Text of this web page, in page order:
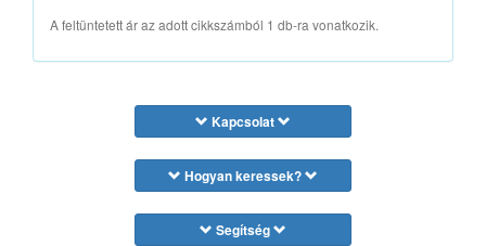
A feltüntetett ár az adott cikkszámból 1 db-ra vonatkozik.
Kapcsolat
Hogyan keressek?
Segítség